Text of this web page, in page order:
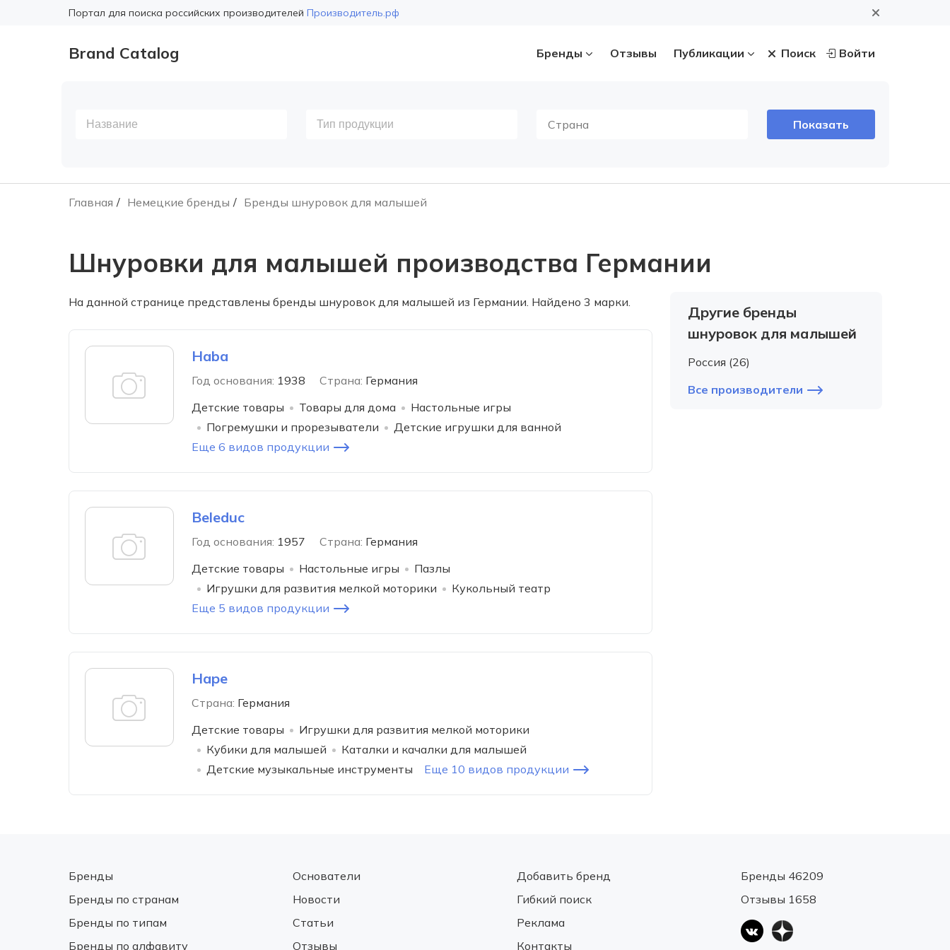
Портал для поиска российских производителей Производитель.рф
Brand Catalog Бренды Отзывы Публикации Поиск Войти
Страна
Главная Немецкие бренды Бренды шнуровок для малышей
Шнуровки для малышей производства Германии
На данной странице представлены бренды шнуровок для малышей из Германии. Найдено 3 марки.
Haba
Год основания: 1938 Страна: Германия
Детские товары
Товары для дома
Настольные игры
Погремушки и прорезыватели
Детские игрушки для ванной
Еще 6 видов продукции
Beleduc
Год основания: 1957 Страна: Германия
Детские товары
Настольные игры
Пазлы
Игрушки для развития мелкой моторики
Кукольный театр
Еще 5 видов продукции
Hape
Страна: Германия
Детские товары
Игрушки для развития мелкой моторики
Кубики для малышей
Каталки и качалки для малышей
Детские музыкальные инструменты
Еще 10 видов продукции
Другие бренды
шнуровок для малышей
Россия (26)
Все производители
Бренды
Бренды по странам
Бренды по типам
Бренды по алфавиту
Основатели
Новости
Статьи
Отзывы
Добавить бренд
Гибкий поиск
Реклама
Контакты
Бренды 46209
Отзывы 1658